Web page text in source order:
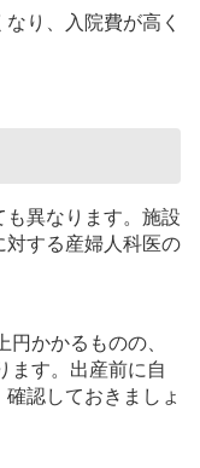
り、入院費が高く
異なります。施設
する産婦人科医の
かかるものの、
ます。出産前に自
認しておきましょ